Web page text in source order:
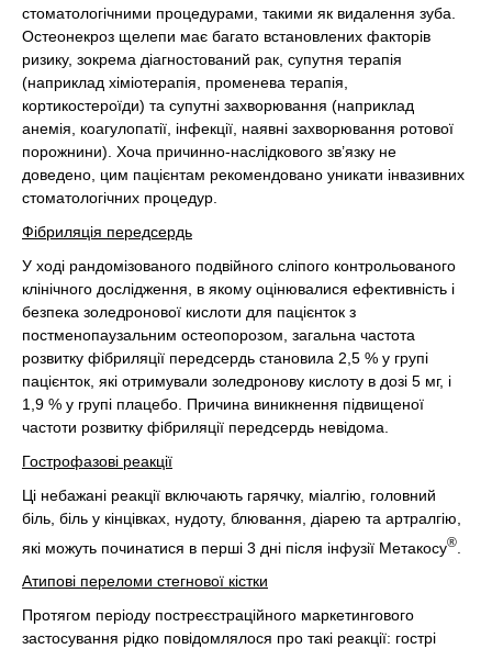
стоматологічними процедурами, такими як видалення зуба.
Остеонекроз щелепи має багато встановлених факторів
ризику, зокрема діагностований рак, супутня терапія
(наприклад хіміотерапія, променева терапія,
кортикостероїди) та супутні захворювання (наприклад
анемія, коагулопатії, інфекції, наявні захворювання ротової
порожнини). Хоча причинно-наслідкового зв’язку не
доведено, цим пацієнтам рекомендовано уникати інвазивних
стоматологічних процедур.
Фібриляція передсердь
У ході рандомізованого подвійного сліпого контрольованого
клінічного дослідження, в якому оцінювалися ефективність і
безпека золедронової кислоти для пацієнток з
постменопаузальним остеопорозом, загальна частота
розвитку фібриляції передсердь становила 2,5 % у групі
пацієнток, які отримували золедронову кислоту в дозі 5 мг, і
1,9 % у групі плацебо. Причина виникнення підвищеної
частоти розвитку фібриляції передсердь невідома.
Гострофазові реакції
Ці небажані реакції включають гарячку, міалгію, головний
біль, біль у кінцівках, нудоту, блювання, діарею та артралгію,
які можуть починатися в перші 3 дні після інфузії Метакосу®
Атипові переломи стегнової кістки
Протягом періоду постреєстраційного маркетингового
застосування рідко повідомлялося про такі реакції: гострі